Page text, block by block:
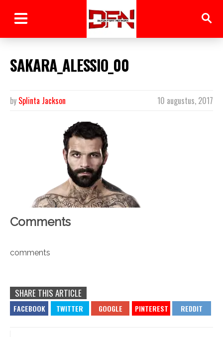
SAKARA_ALESSIO_00
10 augustus, 2017
by Splinta Jackson
Comments
comments
SHARE THIS ARTICLE